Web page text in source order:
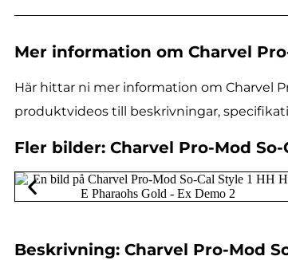
Mer information om Charvel
Här hittar ni mer information om Charvel
produktvideos till beskrivningar,
Fler bilder: Charvel Pro-Mod So-
Beskrivning: Charvel Pro-Mod